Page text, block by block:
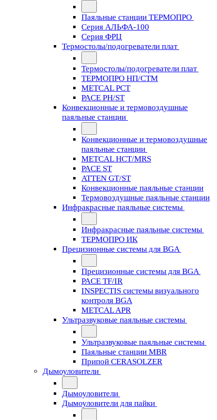
Паяльные станции ТЕРМОПРО
Серия АЛЬФА-100
Серия ФРЦ
Термостолы/подогреватели плат
Термостолы/подогреватели плат
ТЕРМОПРО НП/СТМ
METCAL PCT
PACE PH/ST
Конвекционные и термовоздушные
паяльные станции
Конвекционные и термовоздушные
паяльные станции
METCAL HCT/MRS
PACE ST
ATTEN GT/ST
Конвекционные паяльные станции
Термовоздушные паяльные станции
Инфракрасные паяльные системы
Инфракрасные паяльные системы
ТЕРМОПРО ИК
Прецизионные системы для BGA
Прецизионные системы для BGA
PACE TF/IR
INSPECTIS системы визуального
контроля BGA
METCAL APR
Ультразвуковые паяльные системы
Ультразвуковые паяльные системы
Паяльные станции MBR
Припой CERASOLZER
Дымоуловители
Дымоуловители
Дымоуловители для пайки